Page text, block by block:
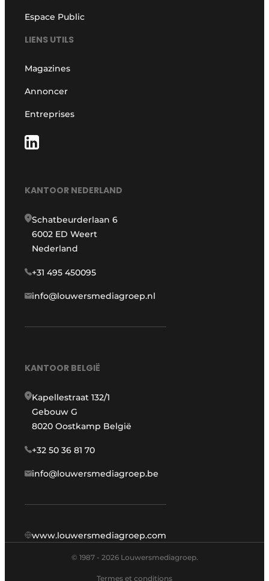
Espace Public
LIENS UTILS
Magazines
Annoncer
Entreprises
KANTOOR NEDERLAND
Schatbeurderlaan 6
6002 ED Weert
Nederland
+31 495 450095
info@louwersmediagroep.nl
KANTOOR BELGIË
Kapellestraat 132/1
Gebouw G
8020 Oostkamp België
+32 50 36 81 70
info@louwersmediagroep.be
www.louwersmediagroep.com
© 1987 - 2026 Louwersmediagroep.
Termes et conditions